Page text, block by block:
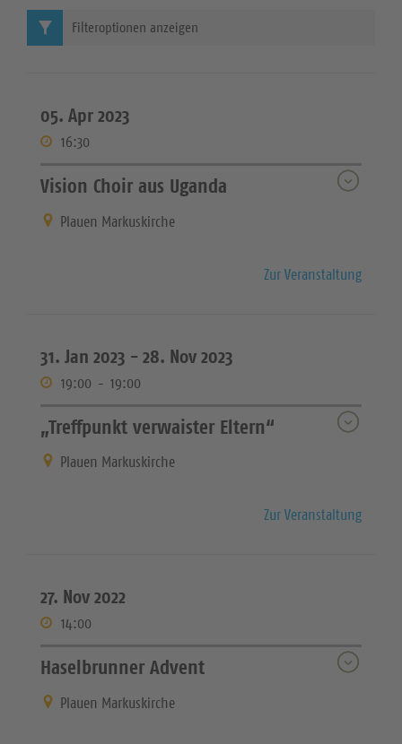
05. Apr 2023
16:30
Vision Choir aus Uganda
Plauen Markuskirche
Zur Veranstaltung
31. Jan 2023 - 28. Nov 2023
19:00 - 19:00
„Treffpunkt verwaister Eltern“
Plauen Markuskirche
Zur Veranstaltung
27. Nov 2022
14:00
Haselbrunner Advent
Plauen Markuskirche
Filteroptionen anzeigen